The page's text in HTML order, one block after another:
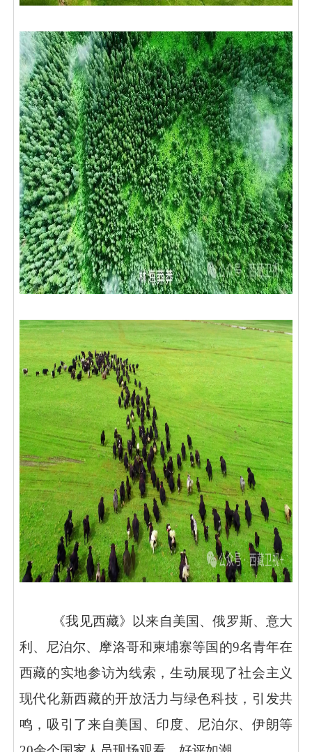
《我见西藏》以来自美国、俄罗斯、意大
利、尼泊尔、摩洛哥和柬埔寨等国的9名青年在
西藏的实地参访为线索，生动展现了社会主义
现代化新西藏的开放活力与绿色科技，引发共
鸣，吸引了来自美国、印度、尼泊尔、伊朗等